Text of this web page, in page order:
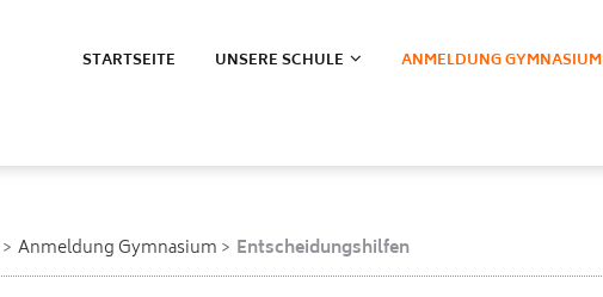
STARTSEITE UNSERE SCHULE ANMELDUNG GYMNASIUM
Anmeldung Gymnasium Entscheidungshilfen